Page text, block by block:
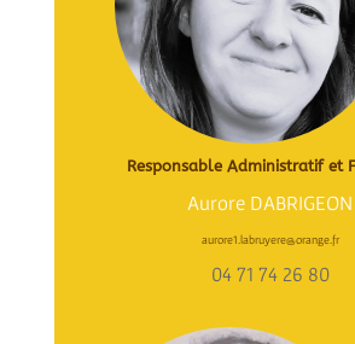
Responsable Administratif et
Aurore DABRIGEON
aurore1.labruyere@orange.fr
04 71 74 26 80